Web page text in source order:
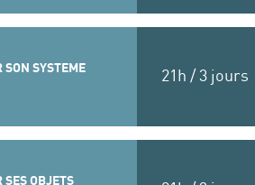
SON SYSTEME
21h / 3 jours
SES OBJETS